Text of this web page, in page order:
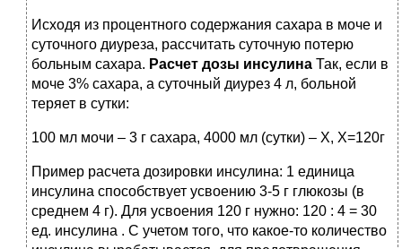
Исходя из процентного содержания сахара в моче и
суточного диуреза, рассчитать суточную потерю
больным сахара. Расчет дозы инсулина Так, если в
моче 3% сахара, а суточный диурез 4 л, больной
теряет в сутки:
100 мл мочи – 3 г сахара, 4000 мл (сутки) – X, Х=120г
Пример расчета дозировки инсулина: 1 единица
инсулина способствует усвоению 3-5 г глюкозы (в
среднем 4 г). Для усвоения 120 г нужно: 120 : 4 = 30
ед. инсулина . С учетом того, что какое-то количество